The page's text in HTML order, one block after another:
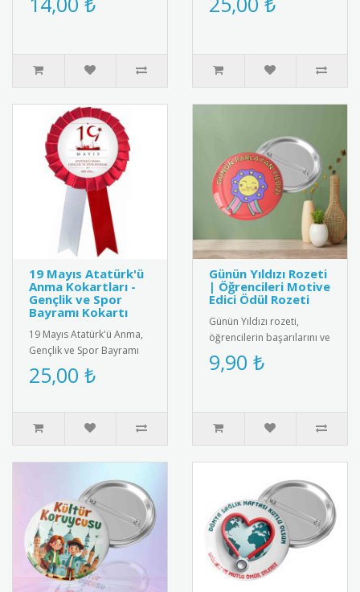
magneti. Diş buğdayı
çalışanlarını onurland..
19 Mayıs Atatürk'ü
Anma Kokartları -
Gençlik ve Spor
Bayramı Kokartı
19 Mayıs Atatürk'ü Anma,
Gençlik ve Spor Bayramı
için özel tasarım kokart
seti. Yüksek kaliteli meta..
25,00 ₺
Günün Yıldızı Rozeti
| Öğrencileri Motive
Edici Ödül Rozeti
Günün Yıldızı rozeti,
öğrencilerin başarılarını ve
olumlu davranışlarını
teşvik etmek amacıyla
9,90 ₺